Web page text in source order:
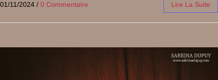
01/11/2024 / 0 Commentaire Lire La Suite